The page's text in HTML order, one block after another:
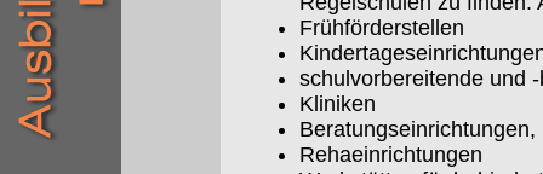
Frühförderstellen
schulvorbereitende und
Kliniken
Beratungseinrichtungen,
Rehaeinrichtungen